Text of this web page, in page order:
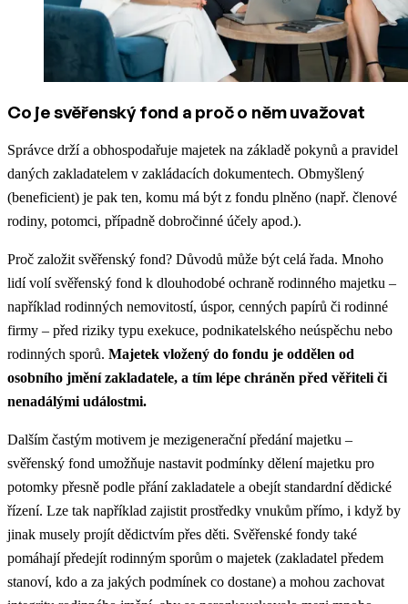
Co je svěřenský fond a proč o něm uvažovat
Správce drží a obhospodařuje majetek na základě pokynů a pravidel
daných zakladatelem v zakládacích dokumentech. Obmyšlený
(beneficient) je pak ten, komu má být z fondu plněno (např. členové
rodiny, potomci, případně dobročinné účely apod.).
Proč založit svěřenský fond? Důvodů může být celá řada. Mnoho
lidí volí svěřenský fond k dlouhodobé ochraně rodinného majetku –
například rodinných nemovitostí, úspor, cenných papírů či rodinné
firmy – před riziky typu exekuce, podnikatelského neúspěchu nebo
rodinných sporů. Majetek vložený do fondu je oddělen od
osobního jmění zakladatele, a tím lépe chráněn před věřiteli či
nenadálými událostmi.
Dalším častým motivem je mezigenerační předání majetku –
svěřenský fond umožňuje nastavit podmínky dělení majetku pro
potomky přesně podle přání zakladatele a obejít standardní dědické
řízení. Lze tak například zajistit prostředky vnukům přímo, i když by
jinak musely projít dědictvím přes děti. Svěřenské fondy také
pomáhají předejít rodinným sporům o majetek (zakladatel předem
stanoví, kdo a za jakých podmínek co dostane) a mohou zachovat